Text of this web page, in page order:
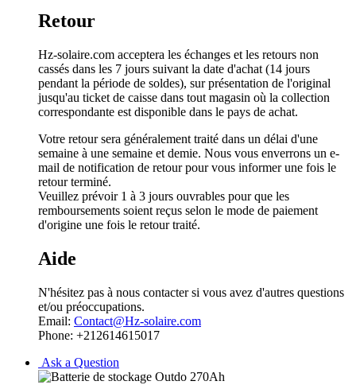
Retour
Hz-solaire.com acceptera les échanges et les retours non
cassés dans les 7 jours suivant la date d'achat (14 jours
pendant la période de soldes), sur présentation de l'original
jusqu'au ticket de caisse dans tout magasin où la collection
correspondante est disponible dans le pays de achat.
Votre retour sera généralement traité dans un délai d'une
semaine à une semaine et demie. Nous vous enverrons un e-
mail de notification de retour pour vous informer une fois le
retour terminé.
Veuillez prévoir 1 à 3 jours ouvrables pour que les
remboursements soient reçus selon le mode de paiement
d'origine une fois le retour traité.
Aide
N'hésitez pas à nous contacter si vous avez d'autres questions
et/ou préoccupations.
Email: Contact@Hz-solaire.com
Phone: +212614615017
Ask a Question